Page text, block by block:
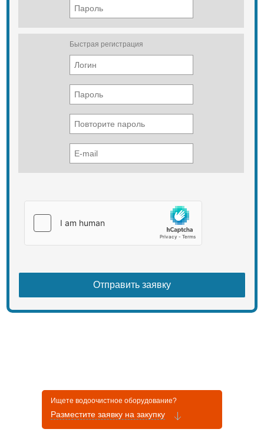
Быстрая регистрация
Ищете водоочистное оборудование?
Разместите заявку на закупку